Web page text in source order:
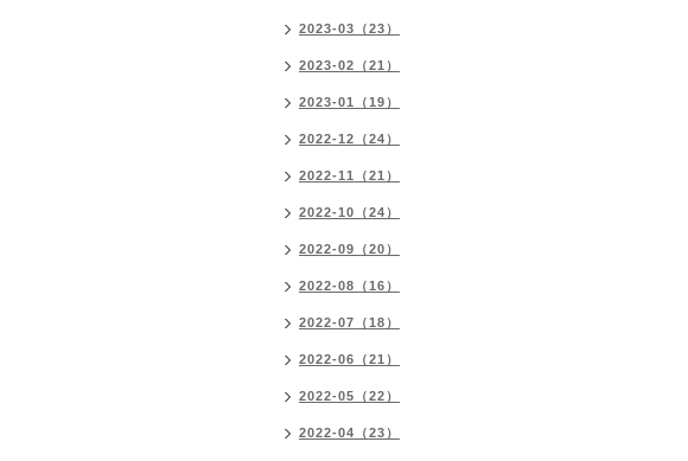
2023-03（23）
2023-02（21）
2023-01（19）
2022-12（24）
2022-11（21）
2022-10（24）
2022-09（20）
2022-08（16）
2022-07（18）
2022-06（21）
2022-05（22）
2022-04（23）